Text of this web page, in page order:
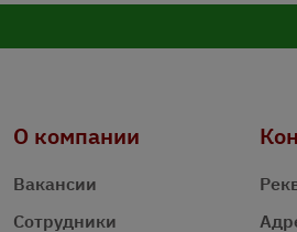
О компании
Вакансии
Сотрудники